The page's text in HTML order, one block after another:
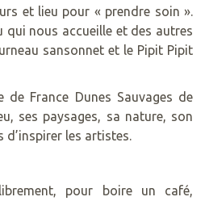
et lieu pour « prendre soin ».
qui nous accueille et des autres
sansonnet et le Pipit Pipit
de France Dunes Sauvages de
ses paysages, sa nature, son
d’inspirer les artistes.
pour boire un café,